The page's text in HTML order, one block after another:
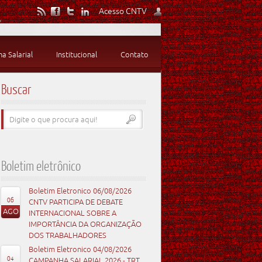
Acesso CNTV
Salarial Institucional Contato
Buscar
Boletim eletrônico
06
AGO
Boletim Eletronico 06/08/2026
CNTV PARTICIPA DE DEBATE
INTERNACIONAL SOBRE A
IMPORTÂNCIA DA ORGANIZAÇÃO
DOS TRABALHADORES
04
Boletim Eletronico 04/08/2026